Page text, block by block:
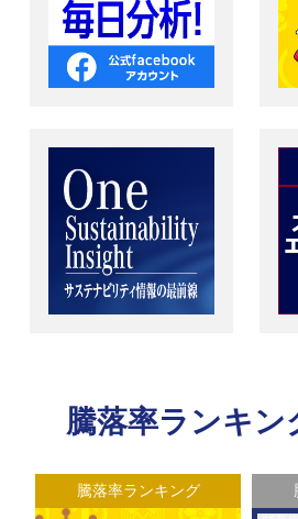
騰落率ランキン
騰落率ランキング